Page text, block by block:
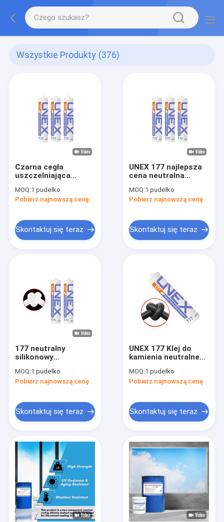
Wszystkie Produkty (376)
Czarna cegła
uszczelniająca
neutralnie klej
silikonowy
MOQ:1 pudełko
Pobierz najnowszą cenę
Skontaktuj się teraz
UNEX 177 najlepsza
cena neutralna
do betonu, klej
silikonowy żelowy do
MOQ:1 pudełko
Pobierz najnowszą cenę
Skontaktuj się teraz
177 neutralny
silikonowy
marmurowego do
szkła
MOQ:1 pudełko
Pobierz najnowszą cenę
Skontaktuj się teraz
UNEX 177 Klej do
kamienia neutralnego
uszczelniacz
silikonowy do betonu
MOQ:1 pudełko
Pobierz najnowszą cenę
Skontaktuj się teraz